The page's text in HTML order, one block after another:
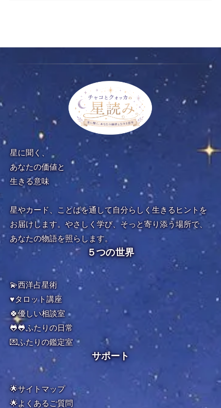
星に聞く、
あなたの価値と
生きる意味
星やカード、ことばを通して自分らしく生きるヒントを
お届けします。やさしく学び、そっと寄り添う場所で、
あなたの物語を照らします。
５つの世界
💫西洋占星術
♥️タロット講座
🍀優しい相談室
🐸🐸ふたりの日常
💌ふたりの鑑定室
サポート
🌟サイトマップ
🌟よくあるご質問